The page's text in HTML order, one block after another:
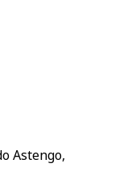
Astengo,